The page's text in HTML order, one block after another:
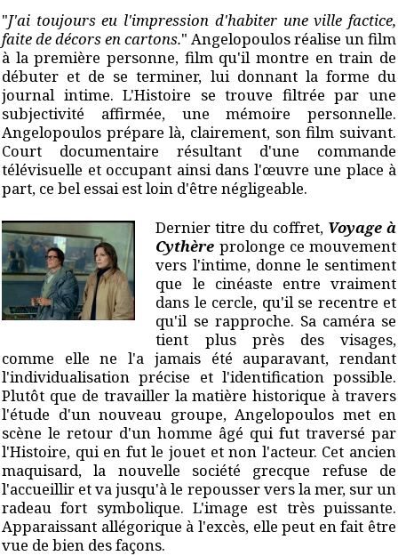
"J'ai toujours eu l'impression d'habiter une ville factice,
faite de décors en cartons." Angelopoulos réalise un film
à la première personne, film qu'il montre en train de
débuter et de se terminer, lui donnant la forme du
journal intime. L'Histoire se trouve filtrée par une
subjectivité affirmée, une mémoire personnelle.
Angelopoulos prépare là, clairement, son film suivant.
Court documentaire résultant d'une commande
télévisuelle et occupant ainsi dans l'œuvre une place à
part, ce bel essai est loin d'être négligeable.
Dernier titre du coffret, Voyage à
Cythère prolonge ce mouvement
vers l'intime, donne le sentiment
que le cinéaste entre vraiment
dans le cercle, qu'il se recentre et
qu'il se rapproche. Sa caméra se
tient plus près des visages,
comme elle ne l'a jamais été auparavant, rendant
l'individualisation précise et l'identification possible.
Plutôt que de travailler la matière historique à travers
l'étude d'un nouveau groupe, Angelopoulos met en
scène le retour d'un homme âgé qui fut traversé par
l'Histoire, qui en fut le jouet et non l'acteur. Cet ancien
maquisard, la nouvelle société grecque refuse de
l'accueillir et va jusqu'à le repousser vers la mer, sur un
radeau fort symbolique. L'image est très puissante.
Apparaissant allégorique à l'excès, elle peut en fait être
vue de bien des façons.